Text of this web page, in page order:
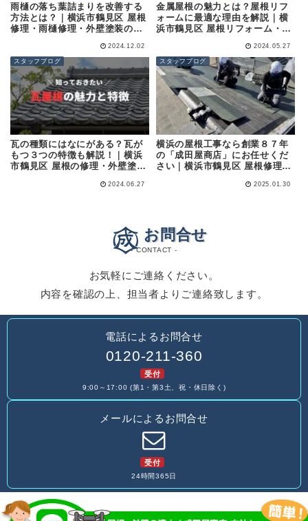
雨樋の落ち葉詰まりを改善する
方法とは？｜横浜市鶴見区 屋根
修理・雨樋修理・外壁塗装の専
2024.12.02
金属屋根の魅力とは？屋根リフ
ォームに最適な理由を解説｜横
浜市鶴見区 屋根リフォーム・外
2024.05.27
スタッフブログ
瓦の種類にはなにがある？瓦が
もつ３つの特徴も解説！｜横浜
市鶴見区 屋根の修理・外壁塗装
2024.06.27
スタッフブログ
横浜の屋根工事なら創業８７年
の「成田屋商店」にお任せくだ
さい｜横浜市鶴見区 屋根修理・
2025.01.30
お問合せ
- CONTACT -
お気軽にご連絡ください。
内容を確認の上、担当者よりご連絡致します。
電話によるお問合せ
0120-211-360
受付
9:00～17:00 (第1・第3土、祝・休日除く)
メールによるお問合せ
受付
24時間365日